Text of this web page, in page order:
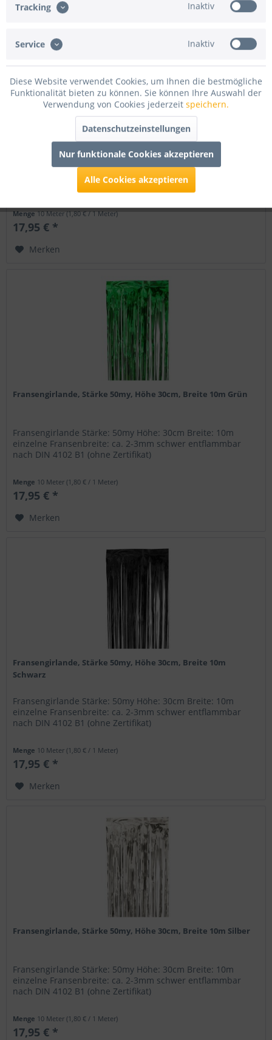
Fransengirlande, Stärke 50my, Höhe 30cm, Breite 10m
Fransengirlande Stärke: 50my Höhe: 30cm Breite: 10m
einzelne Fransenbreite: ca. 2-3mm schwer entflammbar
nach DIN 4102 B1 (ohne Zertifikat)
Menge 10 Meter(1,80 € / 1 Meter)
17,95 € *
Merken
Fransengirlande, Stärke 50my, Höhe 30cm, Breite 10m Grün
Fransengirlande Stärke: 50my Höhe: 30cm Breite: 10m
einzelne Fransenbreite: ca. 2-3mm schwer entflammbar
nach DIN 4102 B1 (ohne Zertifikat)
Menge 10 Meter(1,80 € / 1 Meter)
17,95 € *
Merken
Fransengirlande, Stärke 50my, Höhe 30cm, Breite 10m
Schwarz
Fransengirlande Stärke: 50my Höhe: 30cm Breite: 10m
einzelne Fransenbreite: ca. 2-3mm schwer entflammbar
nach DIN 4102 B1 (ohne Zertifikat)
Menge 10 Meter(1,80 € / 1 Meter)
17,95 € *
Merken
Fransengirlande, Stärke 50my, Höhe 30cm, Breite 10m Silber
Fransengirlande Stärke: 50my Höhe: 30cm Breite: 10m
einzelne Fransenbreite: ca. 2-3mm schwer entflammbar
nach DIN 4102 B1 (ohne Zertifikat)
Menge 10 Meter(1,80 € / 1 Meter)
17,95 € *
Tracking Inaktiv
Service Inaktiv
Diese Website verwendet Cookies, um Ihnen die bestmögliche
Funktionalität bieten zu können. Sie können Ihre Auswahl der
Verwendung von Cookies jederzeit speichern.
Datenschutzeinstellungen
Nur funktionale Cookies akzeptieren
Alle Cookies akzeptieren